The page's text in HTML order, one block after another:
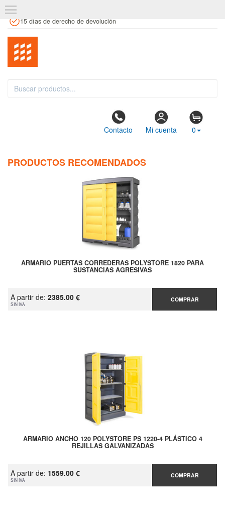
15 días de derecho de devolución
Contacto Mi cuenta 0
PRODUCTOS RECOMENDADOS
ARMARIO PUERTAS CORREDERAS POLYSTORE 1820 PARA
SUSTANCIAS AGRESIVAS
A partir de: 2385.00 €
SIN IVA
COMPRAR
ARMARIO ANCHO 120 POLYSTORE PS 1220-4 PLÁSTICO 4
REJILLAS GALVANIZADAS
A partir de: 1559.00 €
SIN IVA
COMPRAR